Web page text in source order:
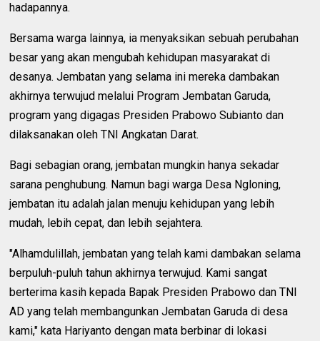
hadapannya.
Bersama warga lainnya, ia menyaksikan sebuah perubahan
besar yang akan mengubah kehidupan masyarakat di
desanya. Jembatan yang selama ini mereka dambakan
akhirnya terwujud melalui Program Jembatan Garuda,
program yang digagas Presiden Prabowo Subianto dan
dilaksanakan oleh TNI Angkatan Darat.
Bagi sebagian orang, jembatan mungkin hanya sekadar
sarana penghubung. Namun bagi warga Desa Ngloning,
jembatan itu adalah jalan menuju kehidupan yang lebih
mudah, lebih cepat, dan lebih sejahtera.
"Alhamdulillah, jembatan yang telah kami dambakan selama
berpuluh-puluh tahun akhirnya terwujud. Kami sangat
berterima kasih kepada Bapak Presiden Prabowo dan TNI
AD yang telah membangunkan Jembatan Garuda di desa
kami," kata Hariyanto dengan mata berbinar di lokasi